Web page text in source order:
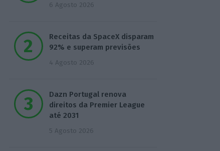
6 Agosto 2026
Receitas da SpaceX disparam
92% e superam previsões
4 Agosto 2026
Dazn Portugal renova
direitos da Premier League
até 2031
5 Agosto 2026